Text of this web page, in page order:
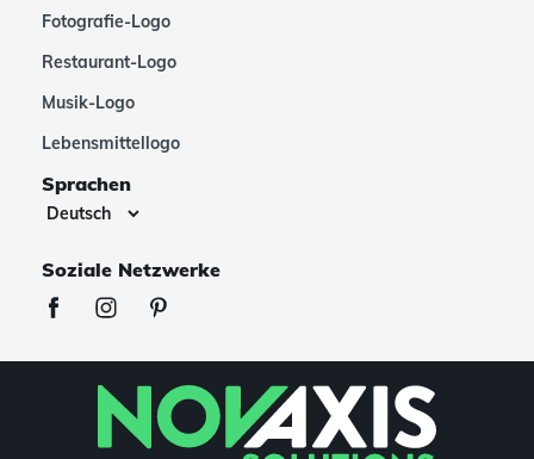
Fotografie-Logo
Restaurant-Logo
Musik-Logo
Lebensmittellogo
Sprachen
Soziale Netzwerke